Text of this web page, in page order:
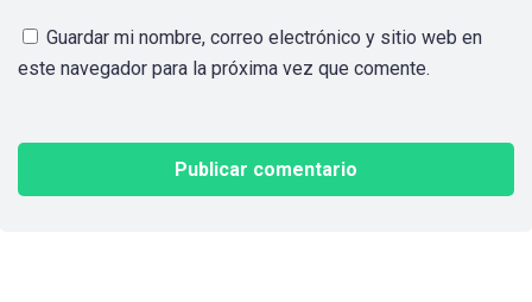
Guardar mi nombre, correo electrónico y sitio web en
este navegador para la próxima vez que comente.